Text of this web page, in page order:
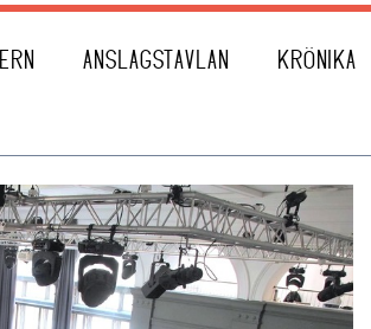
ANSLAGSTAVLAN KRÖNIKA